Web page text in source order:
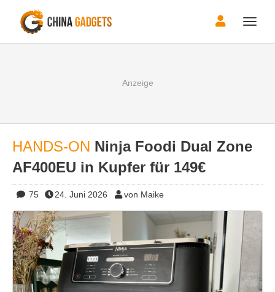
Toggle
HANDS-ON Ninja Foodi Dual Zone
AF400EU in Kupfer für 149€
75 24. Juni 2026 von Maike